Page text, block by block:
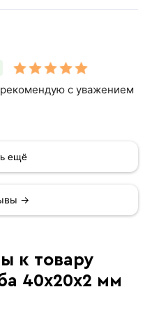
с уважением
ещё
→
к товару
40х20х2 мм